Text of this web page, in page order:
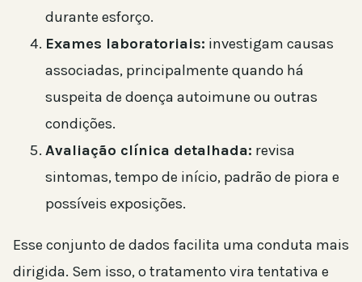
durante esforço.
Exames laboratoriais: investigam causas
associadas, principalmente quando há
suspeita de doença autoimune ou outras
condições.
Avaliação clínica detalhada: revisa
sintomas, tempo de início, padrão de piora e
possíveis exposições.
Esse conjunto de dados facilita uma conduta mais
dirigida. Sem isso, o tratamento vira tentativa e